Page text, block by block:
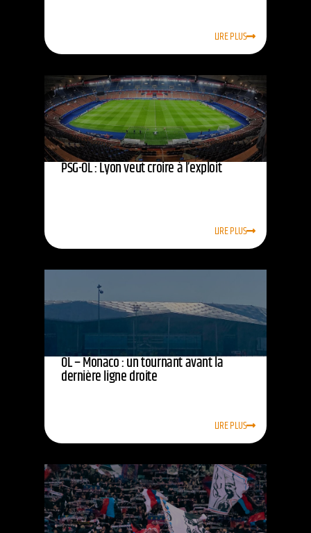
LIRE PLUS
PSG-OL : Lyon veut croire à l’exploit
LIRE PLUS
OL – Monaco : un tournant avant la
dernière ligne droite
LIRE PLUS